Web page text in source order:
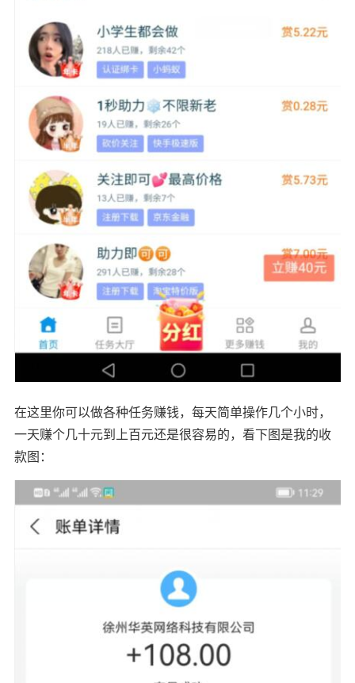
在这里你可以做各种任务赚钱，每天简单操作几个小时，
一天赚个几十元到上百元还是很容易的，看下图是我的收
款图：